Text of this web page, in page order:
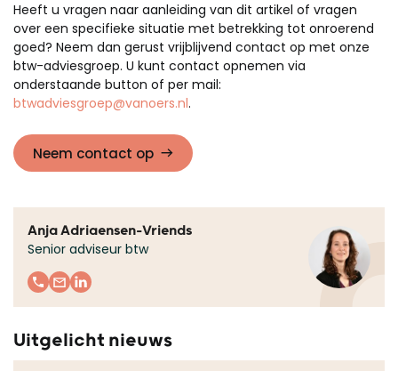
Heeft u vragen naar aanleiding van dit artikel of vragen
over een specifieke situatie met betrekking tot onroerend
goed? Neem dan gerust vrijblijvend contact op met onze
btw-adviesgroep. U kunt contact opnemen via
onderstaande button of per mail:
btwadviesgroep@vanoers.nl.
Neem contact op
Anja Adriaensen-Vriends
Senior adviseur btw
Uitgelicht nieuws